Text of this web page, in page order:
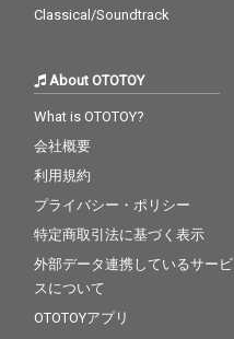
ss、Mummy-Dが参加
が参加した“のらりくら
り”がリリース予定！
Classical/Soundtrack
About OTOTOY
What is OTOTOY?
会社概要
利用規約
プライバシー・ポリシー
特定商取引法に基づく表示
外部データ連携しているサービ
スについて
OTOTOYアプリ